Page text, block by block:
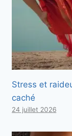
Stress et
caché
24 juillet 2026